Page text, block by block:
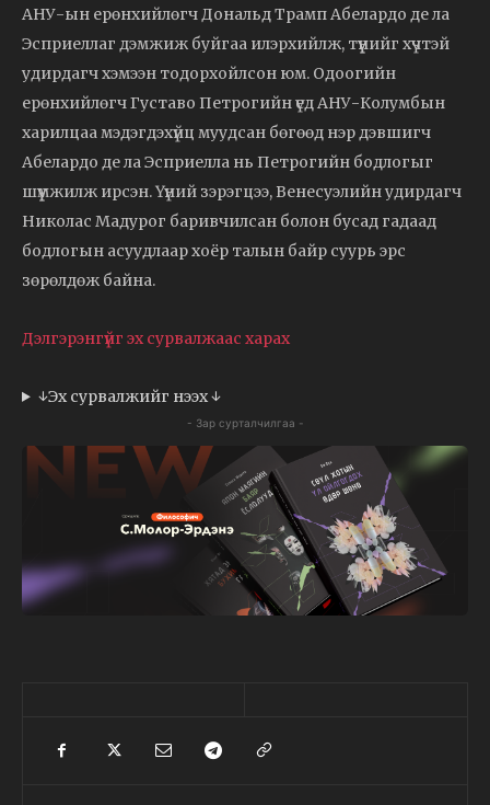
АНУ-ын ерөнхийлөгч Дональд Трамп Абелардо де ла
Эсприеллаг дэмжиж буйгаа илэрхийлж, түүнийг хүчтэй
удирдагч хэмээн тодорхойлсон юм. Одоогийн
ерөнхийлөгч Густаво Петрогийн үед АНУ-Колумбын
харилцаа мэдэгдэхүйц муудсан бөгөөд нэр дэвшигч
Абелардо де ла Эсприелла нь Петрогийн бодлогыг
шүүмжилж ирсэн. Үүний зэрэгцээ, Венесуэлийн удирдагч
Николас Мадурог баривчилсан болон бусад гадаад
бодлогын асуудлаар хоёр талын байр суурь эрс
зөрөлдөж байна.
Дэлгэрэнгүйг эх сурвалжаас харах
↓Эх сурвалжийг нээх ↓
- Зар сурталчилгаа -